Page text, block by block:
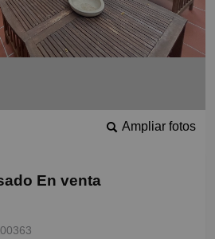
Ampliar fotos
En venta